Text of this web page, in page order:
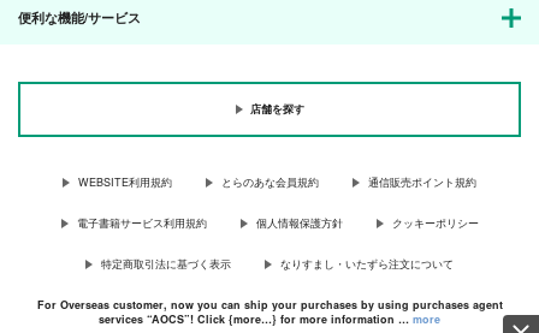
便利な機能/サービス
店舗を探す
WEBSITE利用規約 とらのあな会員規約 通信販売ポイント規約
電子書籍サービス利用規約 個人情報保護方針 クッキーポリシー
特定商取引法に基づく表示 なりすまし・いたずら注文について
For Overseas customer, now you can ship your purchases by using purchases agent
services “AOCS”! Click {more…} for more information … more